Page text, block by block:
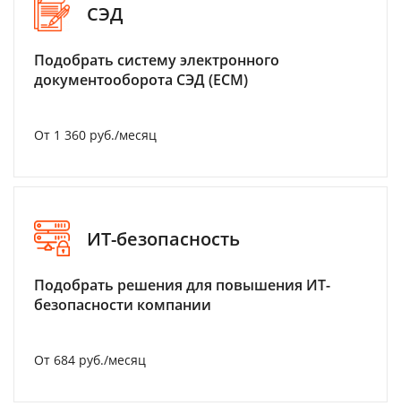
СЭД
Подобрать систему электронного
документооборота СЭД (ECM)
От 1 360 руб./месяц
ИТ-безопасность
Подобрать решения для повышения ИТ-
безопасности компании
От 684 руб./месяц